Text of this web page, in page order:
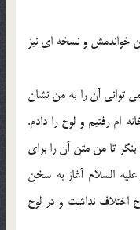
خواندمش و نسخه اي نيز
تواني آن را به من نشان
رفتيم و لوح را دادم.
بنگر تا من متن آن را براي
السلام آغاز به سخن
اختلاف نداشت و در لوح